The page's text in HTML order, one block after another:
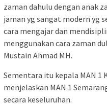
zaman dahulu dengan anak
jaman yg sangat modern yg
cara mengajar dan
menggunakan cara zaman
Mustain Ahmad MH.
Sementara itu kepala MAN 1
menjelaskan MAN 1
secara keseluruhan.